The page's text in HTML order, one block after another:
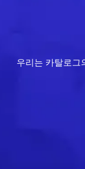
우리는 카탈로그